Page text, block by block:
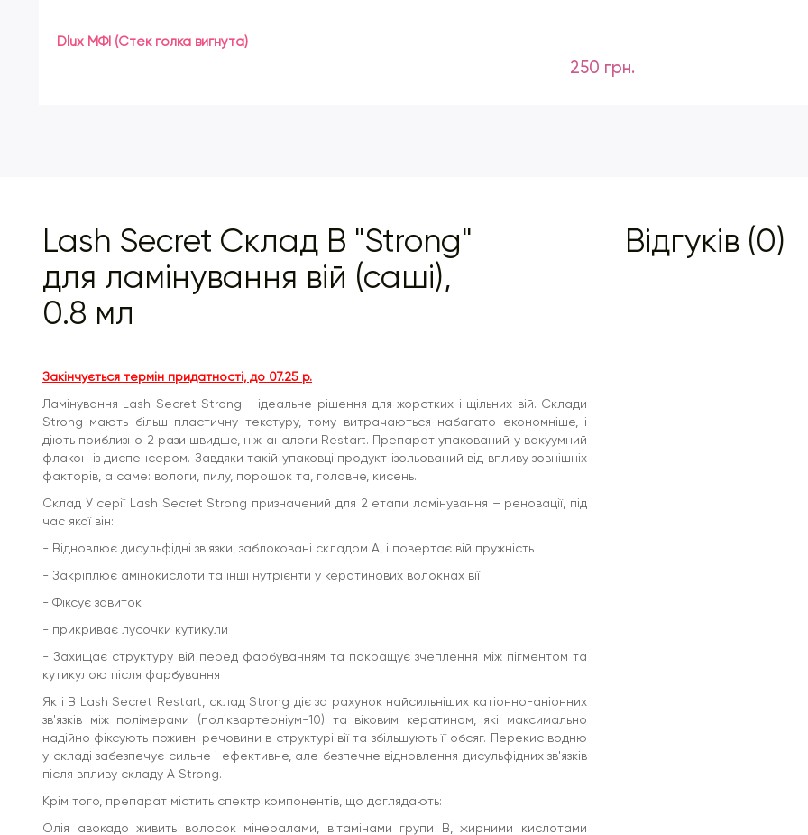
УВАГА!Засіб не призначений для слабких та тонких
Dlux МФІ (Стек голка вигнута)
250 грн.
Lash Secret Склад B "Strong"
для ламінування вій (саші),
0.8 мл
Закінчується термін придатності, до 07.25 р.
Ламінування Lash Secret Strong - ідеальне рішення для жорстких і щільних вій. Склади
Strong мають більш пластичну текстуру, тому витрачаються набагато економніше, і
діють приблизно 2 рази швидше, ніж аналоги Restart. Препарат упакований у вакуумний
флакон із диспенсером. Завдяки такій упаковці продукт ізольований від впливу зовнішніх
факторів, а саме: вологи, пилу, порошок та, головне, кисень.
Склад У серії Lash Secret Strong призначений для 2 етапи ламінування – реновації, під
час якої він:
- Відновлює дисульфідні зв'язки, заблоковані складом А, і повертає вій пружність
- Закріплює амінокислоти та інші нутрієнти у кератинових волокнах вії
- Фіксує завиток
- прикриває лусочки кутикули
- Захищає структуру вій перед фарбуванням та покращує зчеплення між пігментом та
кутикулою після фарбування
Як і В Lash Secret Restart, склад Strong діє за рахунок найсильніших катіонно-аніонних
зв'язків між полімерами (поліквартерніум-10) та віковим кератином, які максимально
надійно фіксують поживні речовини в структурі вії та збільшують її обсяг. Перекис водню
у складі забезпечує сильне і ефективне, але безпечне відновлення дисульфідних зв'язків
після впливу складу А Strong.
Крім того, препарат містить спектр компонентів, що доглядають:
Олія авокадо живить волосок мінералами, вітамінами групи В, жирними кислотами
Відгуків (0)